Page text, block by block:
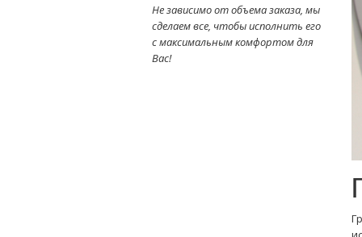
Не зависимо от объема заказа, мы
сделаем все, чтобы исполнить его
с максимальным комфортом для
Вас!